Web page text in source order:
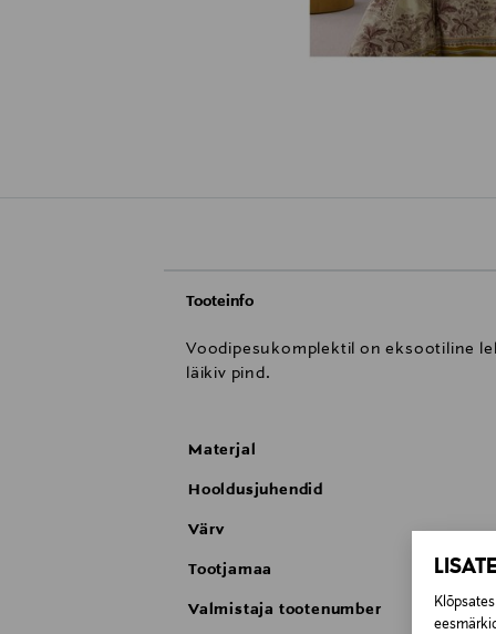
Tooteinfo
Voodipesukomplektil on eksootiline
läikiv pind.
Materjal
Hooldusjuhendid
Värv
Tootjamaa
Valmistaja tootenumber